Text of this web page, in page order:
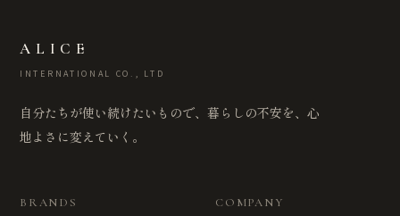
ALICE
INTERNATIONAL CO., LTD
自分たちが使い続けたいもので、暮らしの不安を、心
地よさに変えていく。
BRANDS COMPANY